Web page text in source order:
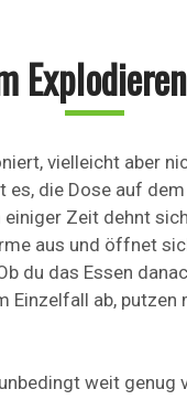
vielleicht aber
es, die Dose auf
einiger Zeit dehnt
aus und öffnet
du das Essen
Einzelfall ab, putzen
weit genug